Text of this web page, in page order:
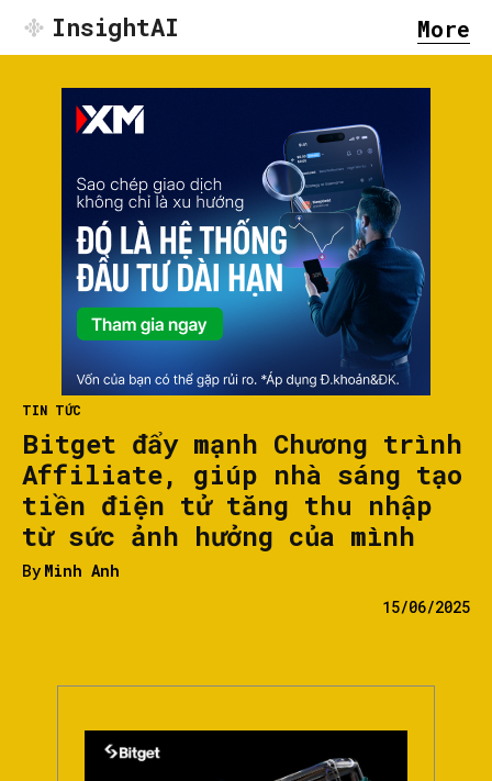
InsightAI More
TIN TỨC
Bitget đẩy mạnh Chương trình
Affiliate, giúp nhà sáng tạo
tiền điện tử tăng thu nhập
từ sức ảnh hưởng của mình
By Minh Anh
15/06/2025